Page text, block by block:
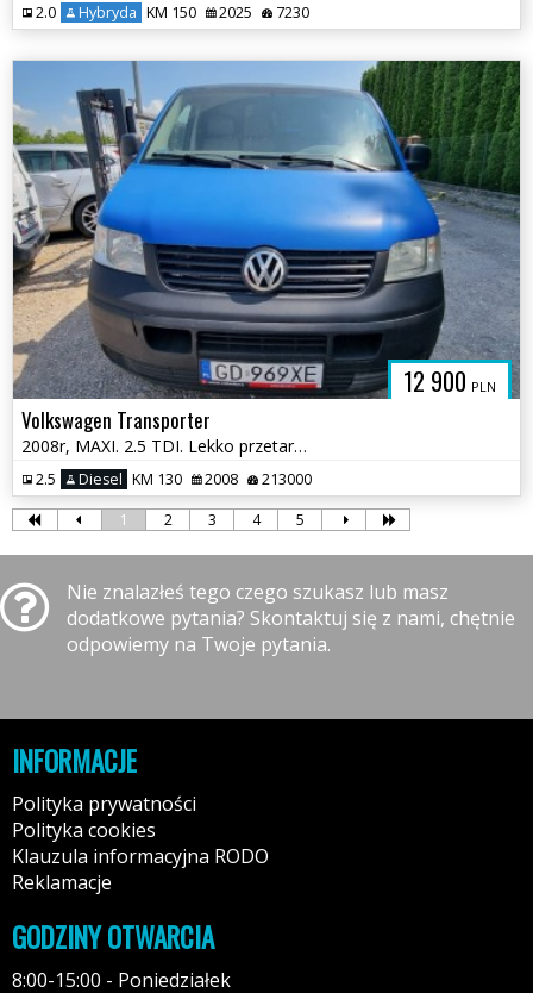
2.0 Hybryda KM 150 2025 7230
12 900 PLN
Volkswagen Transporter
2008r, MAXI. 2.5 TDI. Lekko przetarty lewy bok. Jeździ.
2.5 Diesel KM 130 2008 213000
1 2 3 4 5
Nie znalazłeś tego czego szukasz lub masz
dodatkowe pytania? Skontaktuj się z nami, chętnie
odpowiemy na Twoje pytania.
INFORMACJE
Polityka prywatności
Polityka cookies
Klauzula informacyjna RODO
Reklamacje
GODZINY OTWARCIA
8:00-15:00 - Poniedziałek